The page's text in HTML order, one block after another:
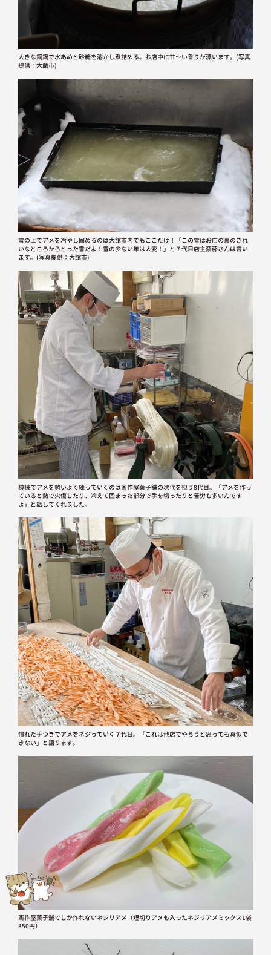
大きな銅鍋で水あめと砂糖を溶かし煮詰める。お店中に甘～い香りが漂います。(写真
提供：大館市)
雪の上でアメを冷やし固めるのは大館市内でもここだけ！「この雪はお店の裏のきれ
いなところからとった雪だよ！雪の少ない年は大変！」と７代目店主斎藤さんは言い
ます。(写真提供：大館市)
機械でアメを勢いよく練っていくのは斎作屋菓子舗の次代を担う8代目。「アメを作っ
ていると熱で火傷したり、冷えて固まった部分で手を切ったりと苦労も多いんです
よ」と話してくれました。
慣れた手つきでアメをネジっていく７代目。「これは他店でやろうと思っても真似で
きない」と語ります。
斎作屋菓子舗でしか作れないネジリアメ（短切りアメも入ったネジリアメミックス1袋
350円）